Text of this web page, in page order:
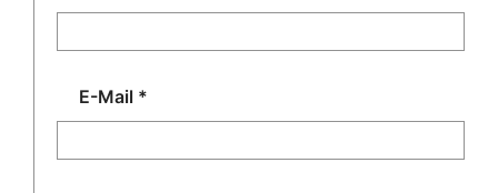
E-Mail *